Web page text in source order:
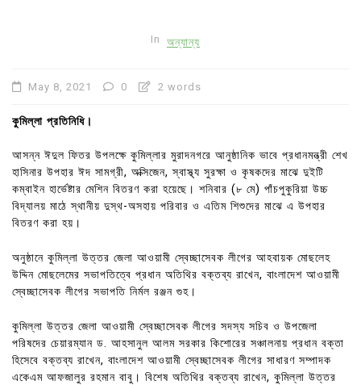
In অন্যান্য
May 8, 2021 0 2 words
কুমিল্লা প্রতিনিধি।
আসন্ন ঈদুল ফিতর উপলক্ষে কুমিল্লার মুরাদনগরে আনুষ্ঠানিক ভাবে প্রধানমন্ত্রী শেখ
হাসিনার উপহার ঈদ সামগ্রী, অক্সিজেন, স্বাস্থ্য সুরক্ষা ও কৃষকদের মাঝে দুইটি
কম্বাইন হার্ভেষ্টার মেশিন বিতরণ করা হয়েছে। শনিবার (৮ মে) পাঁচপুকুরিয়া উচ্চ
বিদ্যালয় মাঠে স্থানীয় দুস্থ-অসহায় পরিবার ও এতিম শিশুদের মাঝে এ উপহার
বিতরণ করা হয়।
অনুষ্ঠানে কুমিল্লা উত্তর জেলা আওয়ামী স্বেচ্ছাসেবক লীগের আহবায়ক মোছলেহ
উদ্দিন মোছলেমের সভাপতিত্বে প্রধান অতিথির বক্তব্য রাখেন, বাংলাদেশ আওয়ামী
স্বেচ্ছাসেবক লীগের সভাপতি নির্মল রঞ্জন গুহ।
কুমিল্লা উত্তর জেলা আওয়ামী স্বেচ্ছাসেবক লীগের সদস্য সচিব ও উপজেলা
পরিষদের চেয়ারম্যান ড. আহসানুল আলম সরকার কিশোরের সঞ্চালনায় প্রধান বক্তা
হিসেবে বক্তব্য রাখেন, বাংলাদেশ আওয়ামী স্বেচ্ছাসেবক লীগের সাধারণ সম্পাদক
একেএম আফজালুর রহমান বাবু। বিশেষ অতিথির বক্তব্য রাখেন, কুমিল্লা উত্তর